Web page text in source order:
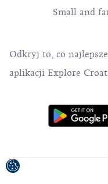
Small and
Odkryj to, co
aplikacji Explore